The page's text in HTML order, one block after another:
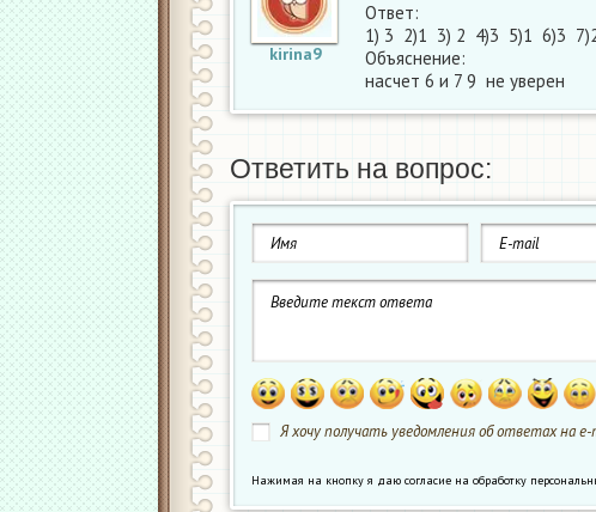
kirina9
Ответ:
1) 3 2)1 3) 2 4)3 5)1 6)3
Объяснение:
насчет 6 и 7 9 не уверен
Ответить на вопрос:
Я хочу получать уведомления об ответах на
Нажимая на кнопку я даю согласие на обработку